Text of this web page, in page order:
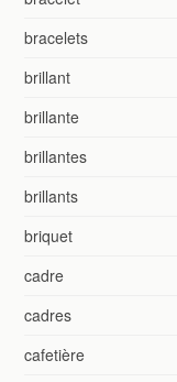
bracelets
brillant
brillante
brillantes
brillants
briquet
cadre
cadres
cafetière